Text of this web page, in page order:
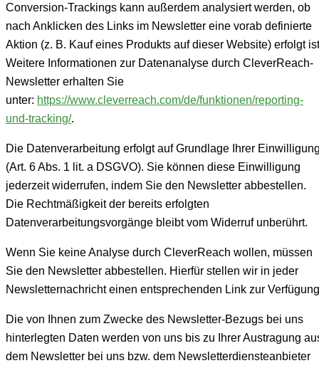
Conversion-Trackings kann außerdem analysiert werden, ob
nach Anklicken des Links im Newsletter eine vorab definierte
Aktion (z. B. Kauf eines Produkts auf dieser Website) erfolgt
Weitere Informationen zur Datenanalyse durch CleverReach-
Newsletter erhalten Sie
unter: https://www.cleverreach.com/de/funktionen/reporting-
und-tracking/.
Die Datenverarbeitung erfolgt auf Grundlage Ihrer
(Art. 6 Abs. 1 lit. a DSGVO). Sie können diese Einwilligung
jederzeit widerrufen, indem Sie den Newsletter abbestellen.
Die Rechtmäßigkeit der bereits erfolgten
Datenverarbeitungsvorgänge bleibt vom Widerruf unberührt.
Wenn Sie keine Analyse durch CleverReach wollen, müssen
Sie den Newsletter abbestellen. Hierfür stellen wir in jeder
Newsletternachricht einen entsprechenden Link zur
Die von Ihnen zum Zwecke des Newsletter-Bezugs bei uns
hinterlegten Daten werden von uns bis zu Ihrer Austragung
dem Newsletter bei uns bzw. dem Newsletterdiensteanbieter